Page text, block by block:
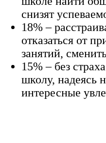
снизят
18% –
отказаться от
занятий,
15% – без
школу, надеясь
интересные